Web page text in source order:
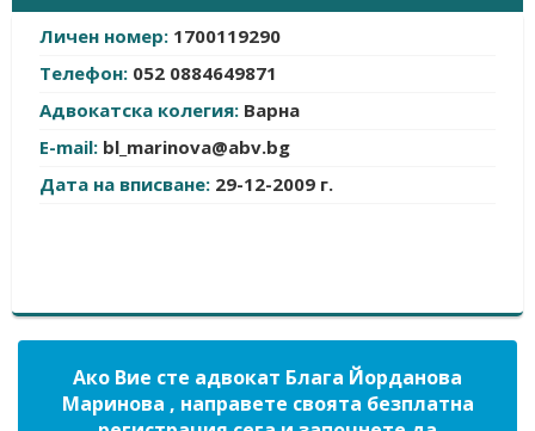
Личен номер: 1700119290
Телефон: 052 0884649871
Адвокатска колегия: Варна
E-mail: bl_marinova@abv.bg
Дата на вписване: 29-12-2009 г.
Ако Вие сте адвокат Блага Йорданова
Маринова , направете своята безплатна